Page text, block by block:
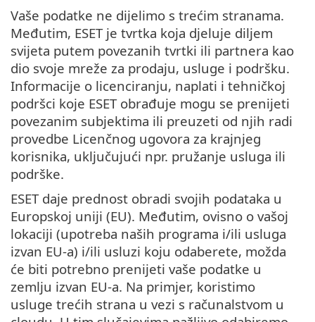
Vaše podatke ne dijelimo s trećim stranama.
Međutim, ESET je tvrtka koja djeluje diljem
svijeta putem povezanih tvrtki ili partnera kao
dio svoje mreže za prodaju, usluge i podršku.
Informacije o licenciranju, naplati i tehničkoj
podršci koje ESET obrađuje mogu se prenijeti
povezanim subjektima ili preuzeti od njih radi
provedbe Licenčnog ugovora za krajnjeg
korisnika, uključujući npr. pružanje usluga ili
podrške.
ESET daje prednost obradi svojih podataka u
Europskoj uniji (EU). Međutim, ovisno o vašoj
lokaciji (upotreba naših programa i/ili usluga
izvan EU-a) i/ili usluzi koju odaberete, možda
će biti potrebno prenijeti vaše podatke u
zemlju izvan EU-a. Na primjer, koristimo
usluge trećih strana u vezi s računalstvom u